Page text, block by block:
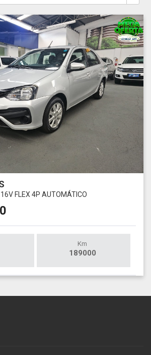
FLEX 4P AUTOMÁTICO
Km
189000